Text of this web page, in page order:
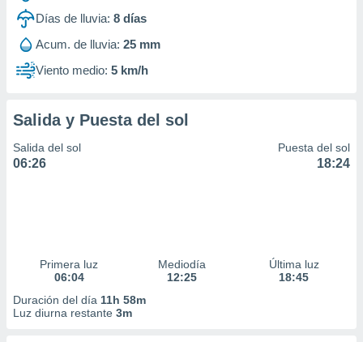
1199Días de lluvia: 8 días
Acum. de lluvia: 25 mm
Viento medio: 5 km/h
Salida y Puesta del sol
Salida del sol
06:26
Puesta del sol
18:24
Primera luz
06:04
Mediodía
12:25
Última luz
18:45
Duración del día 11h 58m
Luz diurna restante 3m